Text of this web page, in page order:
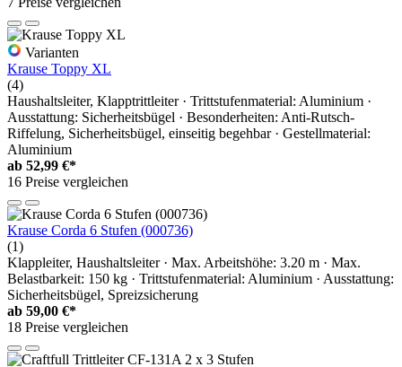
Varianten
Krause Toppy XL
(4)
Haushaltsleiter, Klapptrittleiter · Trittstufenmaterial: Aluminium ·
Ausstattung: Sicherheitsbügel · Besonderheiten: Anti-Rutsch-
Riffelung, Sicherheitsbügel, einseitig begehbar · Gestellmaterial:
Aluminium
ab 52,99 €*
16 Preise vergleichen
Krause Corda 6 Stufen (000736)
(1)
Klappleiter, Haushaltsleiter · Max. Arbeitshöhe: 3.20 m · Max.
Belastbarkeit: 150 kg · Trittstufenmaterial: Aluminium · Ausstattung:
Sicherheitsbügel, Spreizsicherung
ab 59,00 €*
18 Preise vergleichen